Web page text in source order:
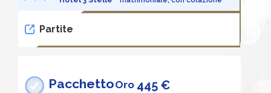
Partite
PacchettoOro 445 €